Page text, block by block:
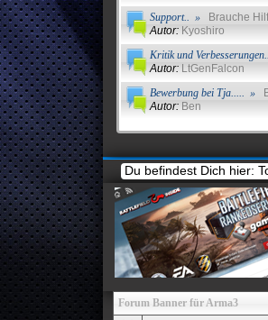
Support.. »
Brauche
Autor: Kyoshiro
Kritik und
Autor: LtGenFalcon
Bewerbung bei Tja..... »
Autor: Ben
Du befindest Dich hier:
Infos
Forum Banner für Arma3